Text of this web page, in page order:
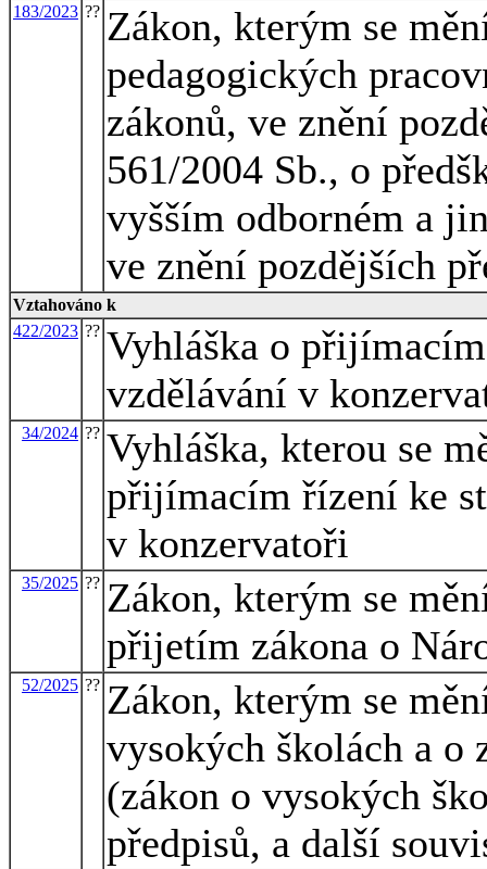
183/2023 ?? Zákon, kterým se
pedagogických
zákonů, ve znění
561/2004 Sb., o
vyšším odborném a
ve znění pozdějších
Vztahováno k
422/2023 ?? Vyhláška o
vzdělávání v
34/2024 ?? Vyhláška, kterou se
přijímacím řízení ke
v konzervatoři
35/2025 ?? Zákon, kterým se
přijetím zákona o
52/2025 ?? Zákon, kterým se
vysokých školách a o
(zákon o vysokých
předpisů, a další